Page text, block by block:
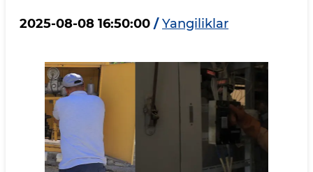
2025-08-08 16:50:00 / Yangiliklar